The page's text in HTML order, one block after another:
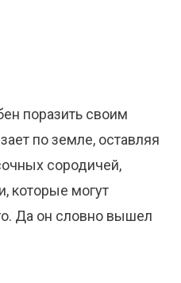
поразить своим
по земле, оставляя
сородичей,
которые могут
Да он словно вышел